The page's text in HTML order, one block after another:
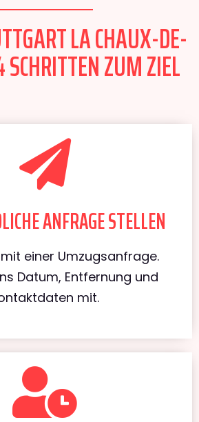
LA CHAUX-DE-
ZUM ZIEL
ANFRAGE STELLEN
einer Umzugsanfrage.
Datum, Entfernung und
mit.